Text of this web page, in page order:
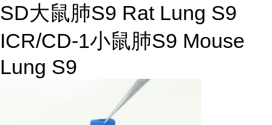
SD大鼠肺S9 Rat Lung S9
ICR/CD-1小鼠肺S9 Mouse
Lung S9